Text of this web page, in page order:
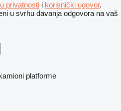
privatnosti i korisnički ugovor.
u svrhu davanja odgovora na vaš
platforme